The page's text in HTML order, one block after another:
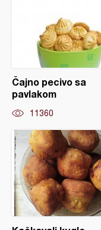
Čajno pecivo sa
pavlakom
11360